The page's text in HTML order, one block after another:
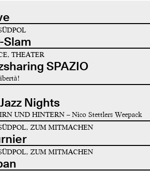
Slam
THEATER
SPAZIO
Nights
UND HINTERN – Nico Stettlers Weepack
ZUM MITMACHEN
ZUM MITMACHEN